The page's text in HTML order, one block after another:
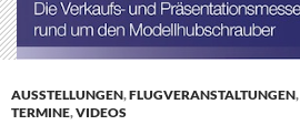
AUSSTELLUNGEN,FLUGVERANSTALTUNGEN,
TERMINE,VIDEOS